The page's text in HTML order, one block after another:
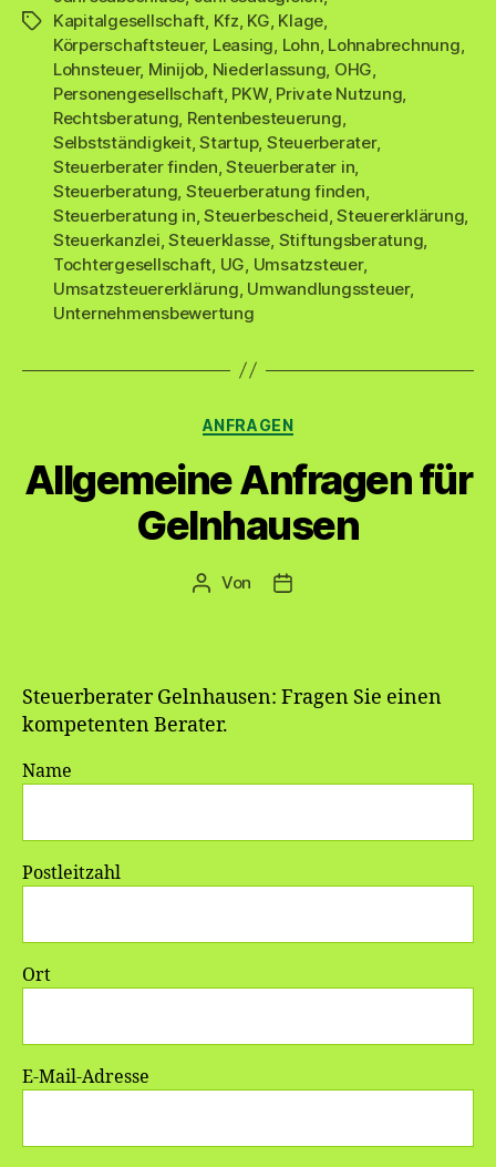
Schlagwörter
Kapitalgesellschaft Kfz KG Klage
Körperschaftsteuer, Leasing Lohn Lohnabrechnung
Lohnsteuer, Minijob Niederlassung OHG
Personengesellschaft, PKW, Private Nutzung
Rechtsberatung Rentenbesteuerung
Selbstständigkeit,Startup, Steuerberater,
Steuerberater finden ,Steuerberater in
Steuerberatung Steuerberatung finden
Steuerberatung in ,Steuerbescheid ,Steuererklärung
Steuerkanzlei ,Steuerklasse Stiftungsberatung
Tochtergesellschaft UG Umsatzsteuer,
Umsatzsteuererklärung Umwandlungssteuer,
Unternehmensbewertung
Kategorien
ANFRAGEN
Allgemeine Anfragen für
Gelnhausen
Beitragsautor
Von Veröffentlichungsdatum
Steuerberater Gelnhausen: Fragen Sie einen
kompetenten Berater.
Name
Postleitzahl
Ort
E-Mail-Adresse